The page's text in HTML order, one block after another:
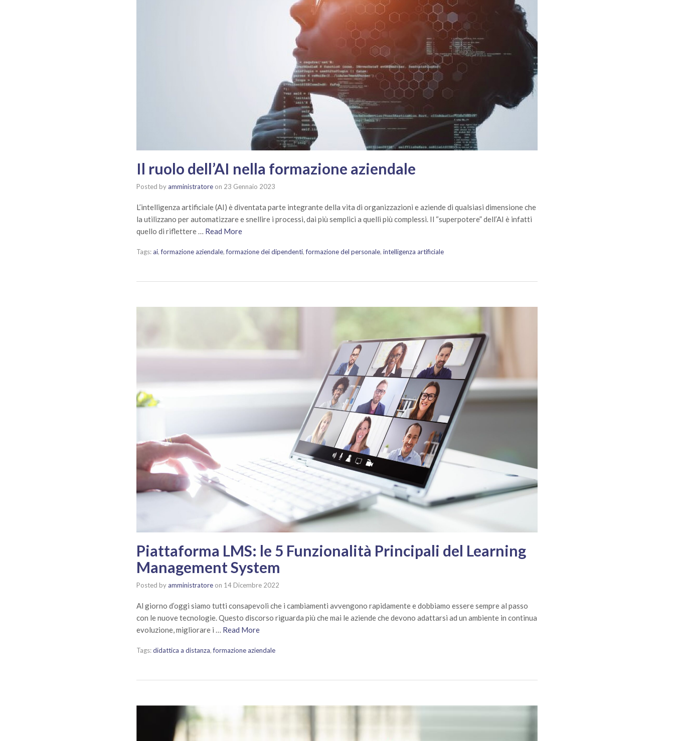
Il ruolo dell’AI nella formazione aziendale
Posted byamministratore on 23 Gennaio 2023
L’intelligenza artificiale (AI) è diventata parte integrante della vita di organizzazioni e aziende di qualsiasi dimensione che
la utilizzano per automatizzare e snellire i processi, dai più semplici a quelli più complessi. Il “superpotere” dell’AI è infatti
quello di riflettere … Read More
Tags:ai,formazione aziendale,formazione dei dipendenti,formazione del personale, intelligenza artificiale
Piattaforma LMS: le 5 Funzionalità Principali del Learning
Management System
Posted byamministratore on 14 Dicembre 2022
Al giorno d’oggi siamo tutti consapevoli che i cambiamenti avvengono rapidamente e dobbiamo essere sempre al passo
con le nuove tecnologie. Questo discorso riguarda più che mai le aziende che devono adattarsi ad un ambiente in continua
evoluzione, migliorare i … Read More
Tags:didattica a distanza,formazione aziendale